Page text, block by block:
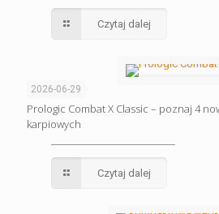
Czytaj dalej
2026-06-29
Prologic Combat X Classic – poznaj 4
karpiowych
Czytaj dalej